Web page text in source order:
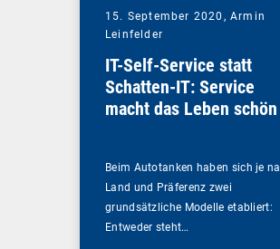
15. September 2020, Armin
Leinfelder
IT-Self-Service statt
Schatten-IT: Service
macht das Leben schön
Beim Autotanken haben sich je
Land und Präferenz zwei
grundsätzliche Modelle etabliert:
Entweder steht…